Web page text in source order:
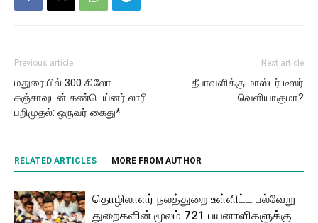
Previous article
மதுரையில் 300 கிலோ
கஞ்சாவுடன் கண்டெய்னர் லாரி
பறிமுதல்: ஒருவர் கைது*
Next article
தீபாவளிக்கு மாஸ்டர் டீஸர்
வெளியாகுமா?
RELATED ARTICLES MORE FROM AUTHOR
தொழிலாளர் நலத்துறை உள்ளிட்ட பல்வேறு
துறைகளின் மூலம் 721 பயனாளிகளுக்கு